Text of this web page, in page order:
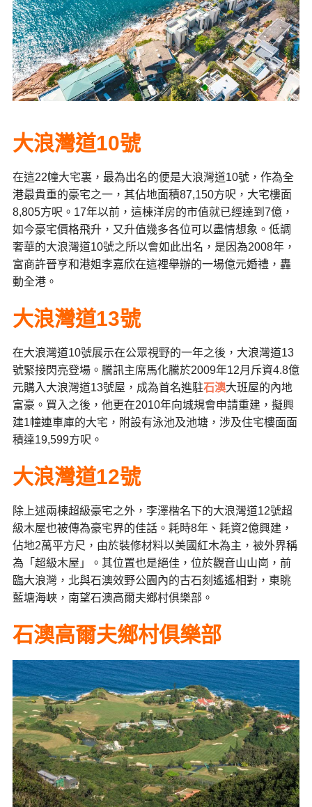
大浪灣道10號
在這22幢大宅裏，最為出名的便是大浪灣道10號，作為全
港最貴重的豪宅之一，其佔地面積87,150方呎，大宅樓面
8,805方呎。17年以前，這棟洋房的市值就已經達到7億，
如今豪宅價格飛升，又升值幾多各位可以盡情想象。低調
奢華的大浪灣道10號之所以會如此出名，是因為2008年，
富商許晉亨和港姐李嘉欣在這裡舉辦的一場億元婚禮，轟
動全港。
大浪灣道13號
在大浪灣道10號展示在公眾視野的一年之後，大浪灣道13
號緊接閃亮登場。騰訊主席馬化騰於2009年12月斥資4.8億
元購入大浪灣道13號屋，成為首名進駐石澳大班屋的內地
富豪。買入之後，他更在2010年向城規會申請重建，擬興
建1幢連車庫的大宅，附設有泳池及池塘，涉及住宅樓面面
積達19,599方呎。
大浪灣道12號
除上述兩棟超級豪宅之外，李澤楷名下的大浪灣道12號超
級木屋也被傳為豪宅界的佳話。耗時8年、耗資2億興建，
佔地2萬平方尺，由於裝修材料以美國紅木為主，被外界稱
為「超級木屋」。其位置也是絕佳，位於觀音山山崗，前
臨大浪灣，北與石澳效野公園內的古石刻遙遙相對，東眺
藍塘海峽，南望石澳高爾夫鄉村俱樂部。
石澳高爾夫鄉村俱樂部